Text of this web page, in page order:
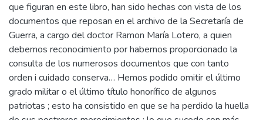
que figuran en este libro, han sido hechas con vista de los
documentos que reposan en el archivo de la Secretaría de
Guerra, a cargo del doctor Ramon María Lotero, a quien
debemos reconocimiento por habernos proporcionado la
consulta de los numerosos documentos que con tanto
orden i cuidado conserva… Hemos podido omitir el último
grado militar o el último título honorífico de algunos
patriotas ; esto ha consistido en que se ha perdido la huella